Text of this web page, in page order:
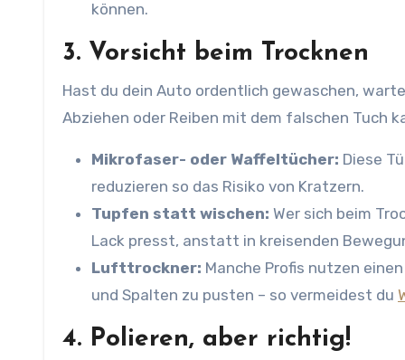
können.
3. Vorsicht beim Trocknen
Hast du dein Auto ordentlich gewaschen,
Abziehen oder Reiben mit dem falschen Tuch
Mikrofaser- oder Waffeltücher: Diese
reduzieren so das Risiko von Kratzern.
Tupfen statt wischen: Wer sich beim
Lack presst, anstatt in kreisenden
Lufttrockner: Manche Profis nutzen
und Spalten zu pusten – so vermeidest du
4. Polieren, aber richtig!